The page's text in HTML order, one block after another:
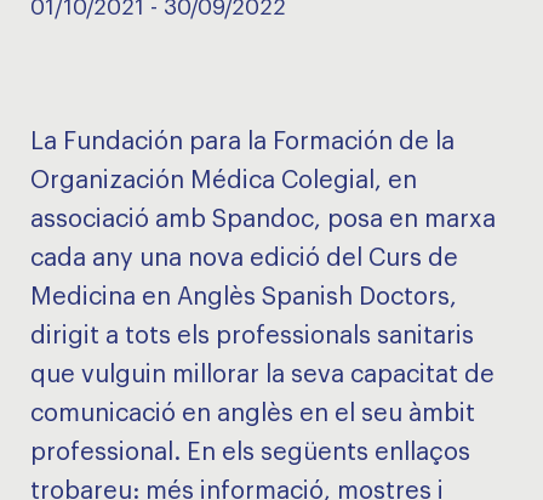
01/10/2021 - 30/09/2022
La Fundación para la Formación de la
Organización Médica Colegial, en
associació amb Spandoc, posa en marxa
cada any una nova edició del Curs de
Medicina en Anglès Spanish Doctors,
dirigit a tots els professionals sanitaris
que vulguin millorar la seva capacitat de
comunicació en anglès en el seu àmbit
professional. En els següents enllaços
trobareu: més informació, mostres i